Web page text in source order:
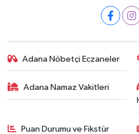
Adana Nöbetçi Eczaneler
Adana Namaz Vakitleri
Puan Durumu ve Fikstür